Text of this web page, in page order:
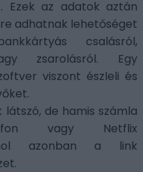
Ezek az adatok aztán
adhatnak lehetőséget
csalásról,
zsarolásról. Egy
viszont észleli és
látszó, de hamis számla
vagy Netflix
azonban a link